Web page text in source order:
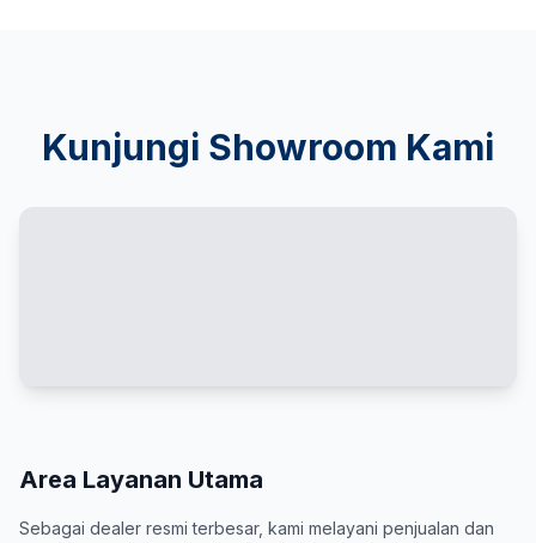
Kunjungi Showroom Kami
Area Layanan Utama
Sebagai dealer resmi terbesar, kami melayani penjualan dan